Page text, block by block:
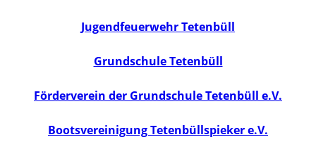
Jugendfeuerwehr Tetenbüll
Grundschule Tetenbüll
Förderverein der Grundschule Tetenbüll e.V.
Bootsvereinigung Tetenbüllspieker e.V.